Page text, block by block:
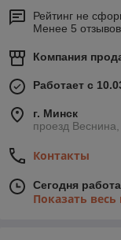
Рейтинг не
Менее 5
Компания
Работает с
г. Минск
проезд
Контакты
Сегодня
Показать